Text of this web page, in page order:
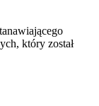
który został